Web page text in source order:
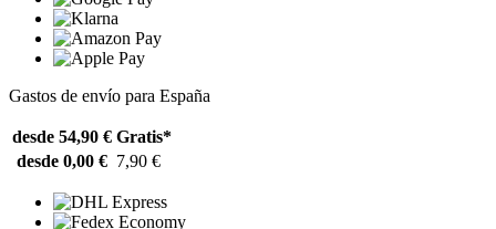
Gastos de envío para España
desde 54,90 € Gratis*
desde 0,00 € 7,90 €